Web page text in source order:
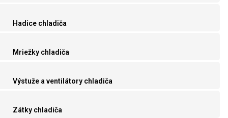
Hadice chladiča
Mriežky chladiča
Výstuže a ventilátory chladiča
Zátky chladiča